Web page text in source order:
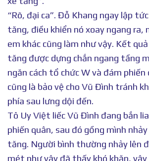
“Rõ, đại ca”. Đỗ Khang ngay lập
tăng, điều khiển nó xoay ngang ra,
em khác cũng làm như vậy. Kết
tăng được dựng chắn ngang tầng
ngăn cách tổ chức W và đám
cũng là bảo vệ cho Vũ Đình tránh
phía sau lưng dội đến.
Tô Uy Việt liếc Vũ Đình đang bắn
phiến quân, sau đó gồng mình
tăng. Người bình thường nhảy lên
mét như vậy đã thấy khó khăn, vậy